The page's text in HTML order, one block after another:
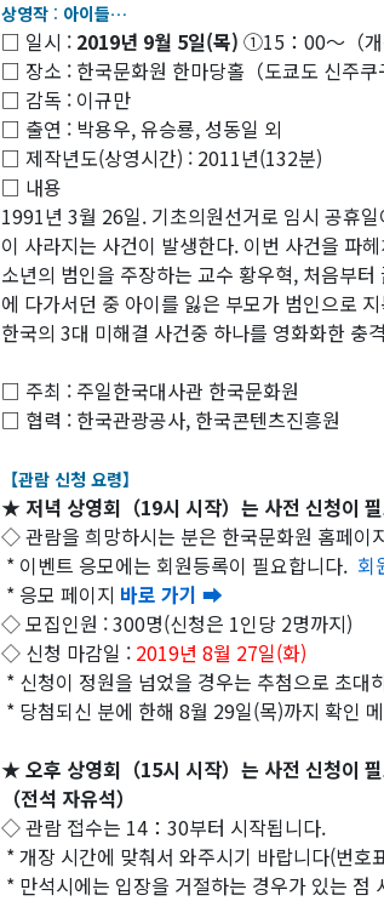
상영작 : 아이들…
□ 일시 : 2019년 9월 5일(목) ①15：00～（개
□ 장소 : 한국문화원 한마당홀（도쿄도 신주
□ 감독 : 이규만
□ 출연 : 박용우, 유승룡, 성동일 외
□ 제작년도(상영시간) : 2011년(132분)
□ 내용
1991년 3월 26일. 기초의원선거로 임시 공휴
이 사라지는 사건이 발생한다. 이번 사건을 파
소년의 범인을 주장하는 교수 황우혁, 처음부
에 다가서던 중 아이를 잃은 부모가 범인으로
한국의 3대 미해결 사건중 하나를 영화화한 충
□ 주최 : 주일한국대사관 한국문화원
□ 협력 : 한국관광공사, 한국콘텐츠진흥원
【관람 신청 요령】
★ 저녁 상영회（19시 시작）는 사전 신청이 필
◇ 관람을 희망하시는 분은 한국문화원 홈페이
* 이벤트 응모에는 회원등록이 필요합니다. 회
* 응모 페이지 바로 가기 ➡
◇ 모집인원 : 300명(신청은 1인당 2명까지)
◇ 신청 마감일 : 2019년 8월 27일(화)
* 신청이 정원을 넘었을 경우는 추첨으로 초대
* 당첨되신 분에 한해 8월 29일(목)까지 확인
★ 오후 상영회 （15시 시작） 는 사전 신청이
（전석 자유석）
◇ 관람 접수는 14：30부터 시작됩니다.
* 개장 시간에 맞춰서 와주시기 바랍니다(번호
* 만석시에는 입장을 거절하는 경우가 있는 점